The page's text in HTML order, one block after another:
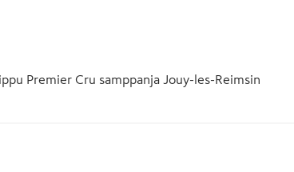
Premier Cru samppanja Jouy-les-Reimsin